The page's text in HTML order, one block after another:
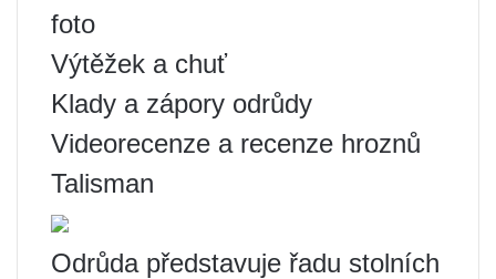
foto
Výtěžek a chuť
Klady a zápory odrůdy
Videorecenze a recenze hroznů
Talisman
Odrůda představuje řadu stolních